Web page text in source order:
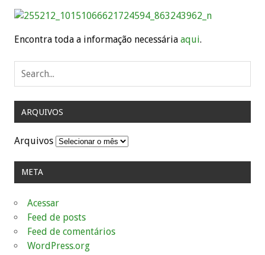
Encontra toda a informação necessária aqui.
ARQUIVOS
Arquivos
META
Acessar
Feed de posts
Feed de comentários
WordPress.org